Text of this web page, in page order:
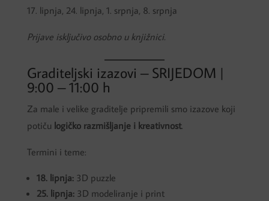
17. lipnja, 24. lipnja, 1. srpnja, 8. srpnja
Prijave isključivo osobno u knjižnici.
Graditeljski izazovi – SRIJEDOM |
9:00 – 11:00 h
Za male i velike graditelje pripremili smo izazove koji
potiču logičko razmišljanje i kreativnost.
Termini i teme:
18. lipnja:3D puzzle
25. lipnja:3D modeliranje i print